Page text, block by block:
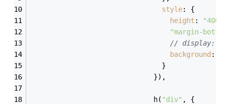
style: {
height :
"margin-
//
background :
                                }
                              }),
                              h(
"div" , {